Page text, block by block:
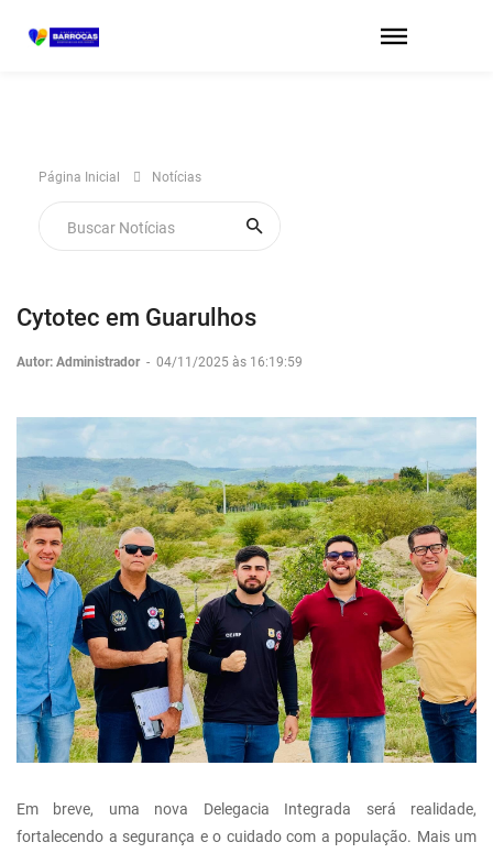
Página Inicial Notícias
Cytotec em Guarulhos
Autor: Administrador - 04/11/2025 às 16:19:59
Em breve, uma nova Delegacia Integrada será realidade,
fortalecendo a segurança e o cuidado com a população. Mais um